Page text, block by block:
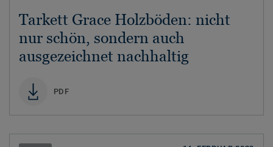
Tarkett Grace Holzböden: nicht
nur schön, sondern auch
ausgezeichnet nachhaltig
PDF